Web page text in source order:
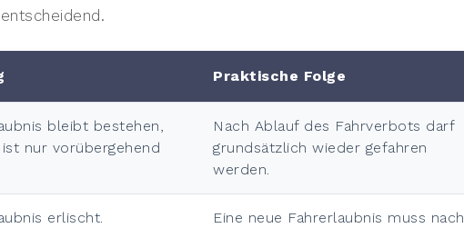
Praktische Folge
bleibt bestehen,
ist nur vorübergehend
Nach Ablauf des Fahrverbots darf
grundsätzlich wieder gefahren
werden.
erlischt.
Eine neue Fahrerlaubnis muss nach